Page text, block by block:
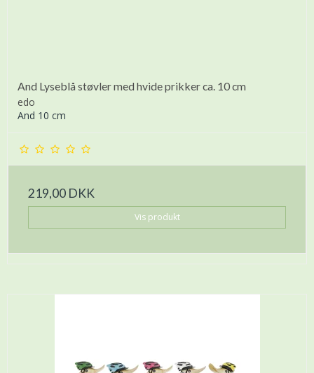
And Lyseblå støvler med hvide prikker ca. 10 cm
edo
And 10 cm
219,00 DKK
Vis produkt